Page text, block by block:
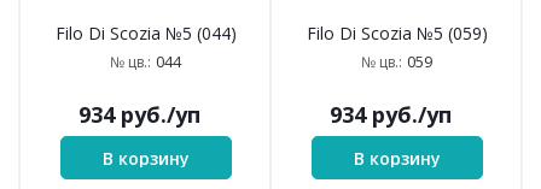
Filo Di Scozia №5 (044)
№ цв.: 044
934руб./уп
В корзину
Filo Di Scozia №5 (059)
№ цв.: 059
934руб./уп
В корзину